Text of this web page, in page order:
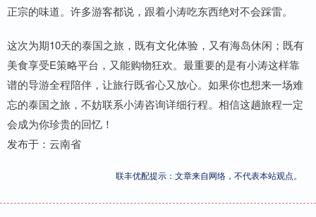
正宗的味道。许多游客都说，跟着小涛吃东西绝对不会踩雷。
这次为期10天的泰国之旅，既有文化体验，又有海岛休闲；既有
美食享受E策略平台，又能购物狂欢。最重要的是有小涛这样靠
谱的导游全程陪伴，让旅行既省心又放心。如果你也想来一场难
忘的泰国之旅，不妨联系小涛咨询详细行程。相信这趟旅程一定
会成为你珍贵的回忆！
发布于：云南省
联丰优配提示：文章来自网络，不代表本站观点。